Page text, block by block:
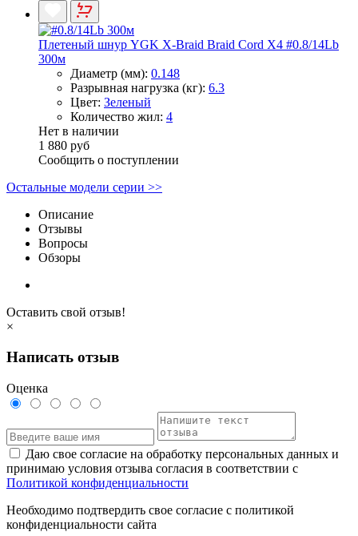
Плетеный шнур YGK X-Braid Braid Cord X4 #0.8/14Lb
300м
Диаметр (мм): 0.148
Разрывная нагрузка (кг): 6.3
Цвет: Зеленый
Количество жил: 4
Нет в наличии
1 880 руб
Сообщить о поступлении
Остальные модели серии >>
Описание
Отзывы
Вопросы
Обзоры
Оставить свой отзыв!
×
Написать отзыв
Оценка
Даю свое согласие на обработку персональных данных и
принимаю условия отзыва согласия в соответствии с
Политикой конфиденциальности
Необходимо подтвердить свое согласие с политикой
конфиденциальности сайта